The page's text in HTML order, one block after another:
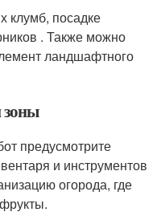
клумб, посадке
. Также можно
ландшафтного
зоны
предусмотрите
и инструментов
огорода, где